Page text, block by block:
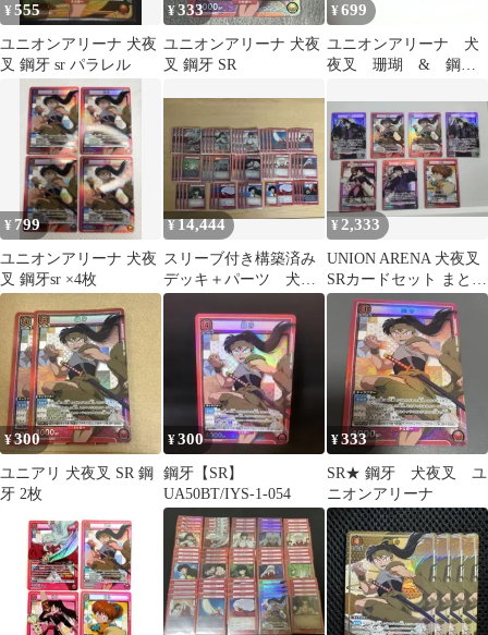
¥555
ユニオンアリーナ 犬夜
叉 鋼牙 sr パラレル
¥333
ユニオンアリーナ 犬夜
叉 鋼牙 SR
¥699
ユニオンアリーナ 犬
夜叉 珊瑚 & 鋼
¥ 799
ユニオンアリーナ 犬夜
叉 鋼牙sr ×4枚
¥14,444
スリーブ付き構築済み
デッキ＋パーツ 犬夜
叉 犬夜叉デッキ 鋼
牙SR付き
¥ 2,333
UNION ARENA 犬夜叉
SRカードセット まとめ
売り
¥300
ユニアリ 犬夜叉 SR 鋼
牙 2枚
¥300
鋼牙【SR】
UA50BT/IYS-1-054
¥333
SR★ 鋼牙 犬夜叉 ユ
ニオンアリーナ